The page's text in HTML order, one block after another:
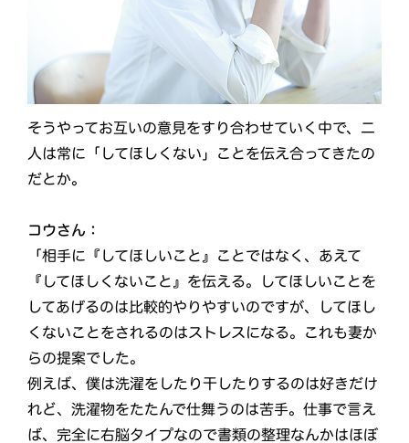
そうやってお互いの意見をすり合わせていく中で、二
人は常に「してほしくない」ことを伝え合ってきたの
だとか。
コウさん：
「相手に『してほしいこと』ことではなく、あえて
『してほしくないこと』を伝える。してほしいことを
してあげるのは比較的やりやすいのですが、してほし
くないことをされるのはストレスになる。これも妻か
らの提案でした。
例えば、僕は洗濯をしたり干したりするのは好きだけ
れど、洗濯物をたたんで仕舞うのは苦手。仕事で言え
ば、完全に右脳タイプなので書類の整理なんかはほぼ